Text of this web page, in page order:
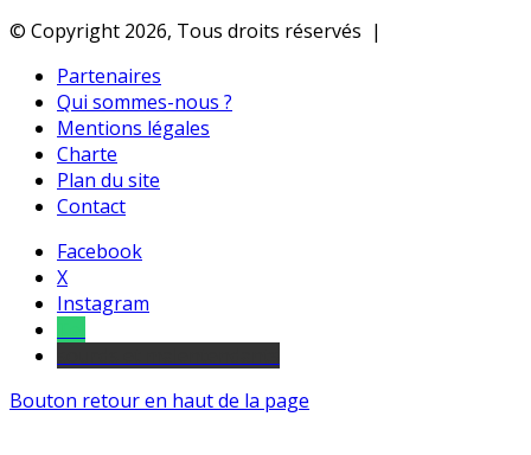
© Copyright 2026, Tous droits réservés |
Partenaires
Qui sommes-nous ?
Mentions légales
Charte
Plan du site
Contact
Facebook
X
Instagram
Bouton retour en haut de la page